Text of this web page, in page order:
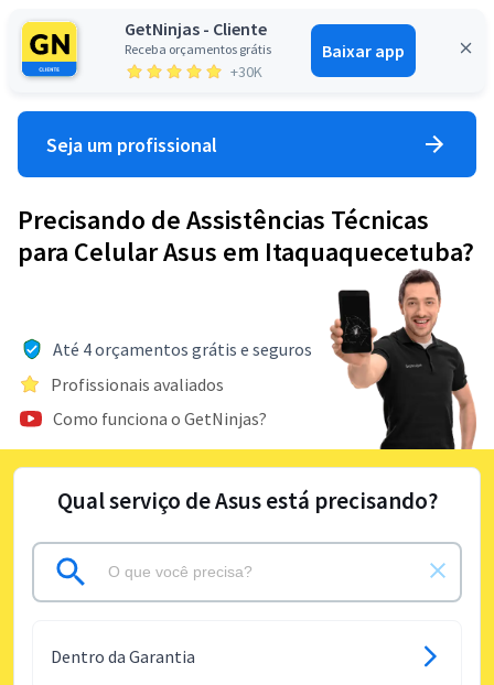
GetNinjas - Cliente
Receba orçamentos grátis
+30K
Baixar app
Entrar
Seja um profissional
Precisando de Assistências Técnicas
para Celular Asus em Itaquaquecetuba?
Até 4 orçamentos grátis e seguros
Profissionais avaliados
Como funciona o GetNinjas?
Qual serviço de Asus está precisando?
Dentro da Garantia